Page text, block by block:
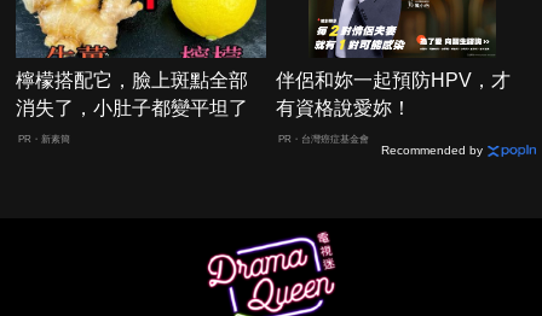
檸檬搭配它，臉上斑點全部
消失了，小肚子都變平坦了
PR・新素簡
伴侶和妳一起預防HPV，才
有資格說愛妳！
PR・台灣癌症基金會
Recommended by